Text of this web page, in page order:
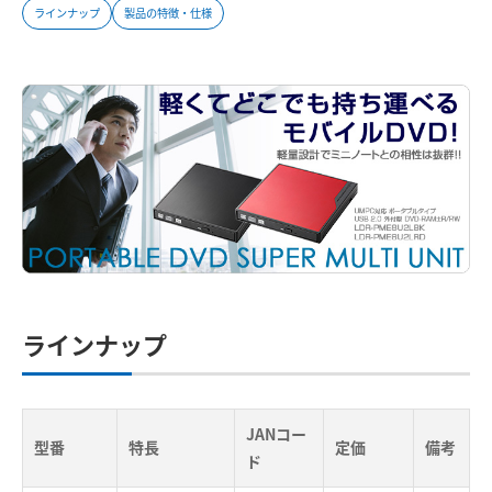
ラインナップ 製品の特徴・仕様
ラインナップ
型番 特長
JANコー
ド
定価 備考